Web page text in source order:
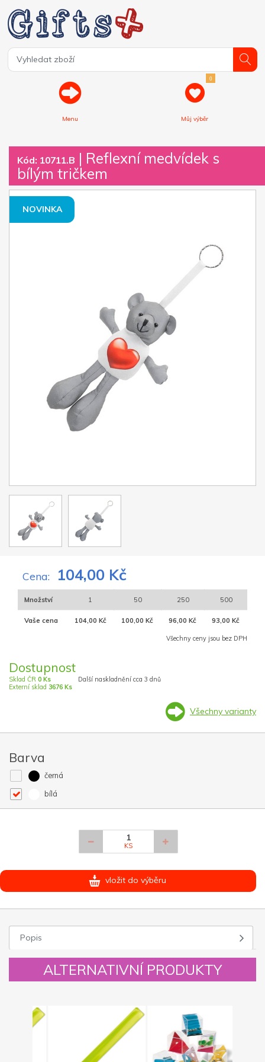
Menu
0
Můj výběr
Kód: 10711.B | Reflexní medvídek s
bílým tričkem
NOVINKA
Cena: 104,00 Kč
Množství 1 50 250 500
Vaše cena 104,00 Kč 100,00 Kč 96,00 Kč 93,00 Kč
Všechny ceny jsou bez DPH
Dostupnost
Sklad ČR 0 Ks
Externí sklad 3676 Ks
Další naskladnění cca 3 dnů
Všechny varianty
Barva
černá
bílá
KS
vložit do výběru
Popis
ALTERNATIVNÍ PRODUKTY